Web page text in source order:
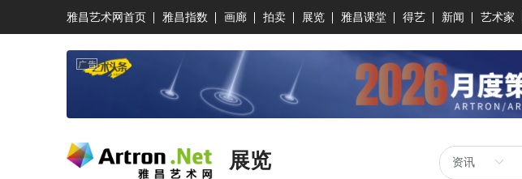
雅昌艺术网首页 雅昌指数 画廊 拍卖 展览 雅昌课堂 得艺 新闻 艺术家
展览